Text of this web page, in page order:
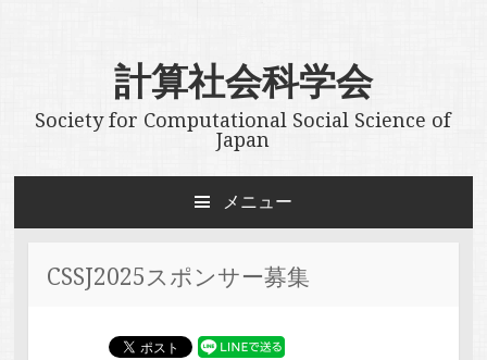
計算社会科学会
Society for Computational Social Science of
Japan
メニュー
CSSJ2025スポンサー募集